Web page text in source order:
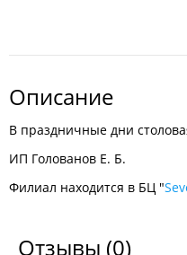
Описание
В праздничные дни
ИП Голованов Е. Б.
Филиал находится в БЦ "
Отзывы (0)